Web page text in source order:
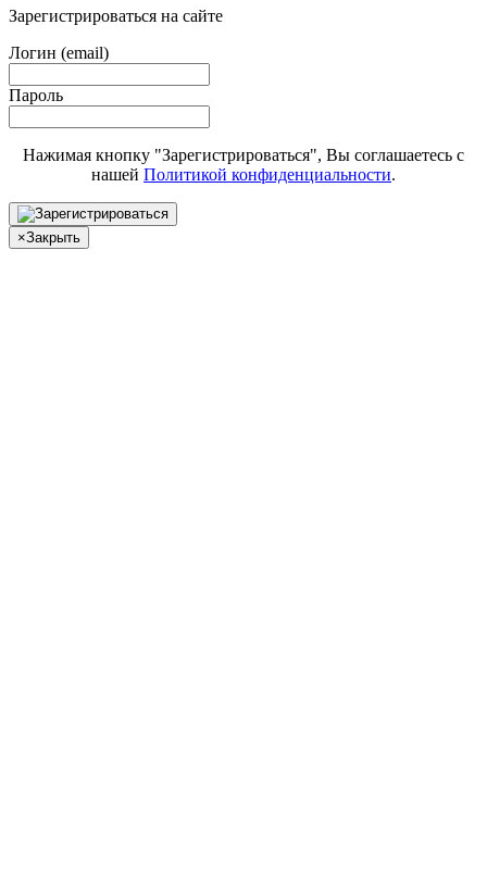
Зарегистрироваться на сайте
Логин (email)
Пароль
Нажимая кнопку "Зарегистрироваться", Вы соглашаетесь с
нашей Политикой конфиденциальности.
×Закрыть